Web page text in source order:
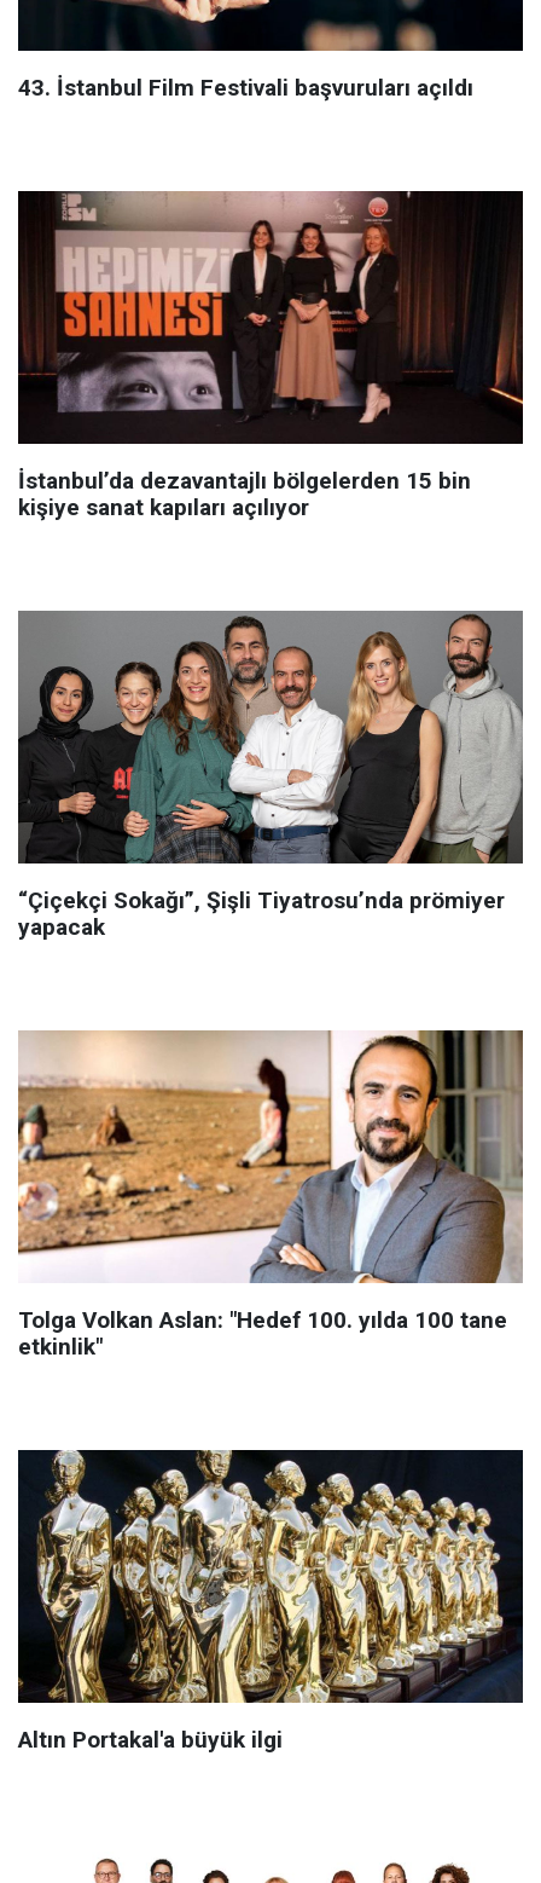
43. İstanbul Film Festivali başvuruları açıldı
İstanbul’da dezavantajlı bölgelerden 15 bin
kişiye sanat kapıları açılıyor
“Çiçekçi Sokağı”, Şişli Tiyatrosu’nda prömiyer
yapacak
Tolga Volkan Aslan: "Hedef 100. yılda 100 tane
etkinlik"
Altın Portakal'a büyük ilgi